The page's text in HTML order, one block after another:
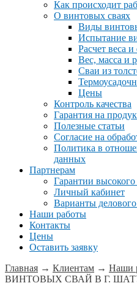
Как происходит
О винтовых сваях
Виды
Испытание
Расчет веса
Вес, масса и
Сваи из
Цены
Контроль качества
Гарантия на
Полезные статьи
Согласие на
Политика в
данных
Партнерам
Гарантии высокого
Личный кабинет
Варианты делового
Наши работы
Контакты
Цены
Оставить заявку
Главная → Клиентам → Наши
ВИНТОВЫХ СВАЙ В Г.